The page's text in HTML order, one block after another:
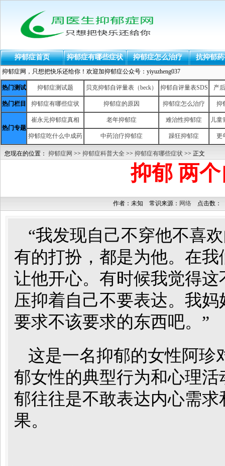
抑郁症首页 抑郁症有哪些症状 抑郁症怎么治疗 抗抑郁
抑郁症网，只想把快乐还给你！欢迎加抑郁症公众号：yiyuzheng037
热门测试 抑郁症测试题 贝克抑郁自评量表（beck） 抑郁自评量表SDS 产
热门栏目 抑郁症有哪些症状 抑郁症的原因 抑郁症怎么治疗 抑
热门专题
崔永元抑郁症真相 老年抑郁症 难治性抑郁症 儿童
抑郁症吃什么中成药 中药治疗抑郁症 躁狂抑郁症 更
您现在的位置： 抑郁症网 >> 抑郁症科普大全 >> 抑郁症有哪些症状 >> 正文
抑郁 两
作者：未知 常识来源： 网络点击数：
“我发现自己不穿他不喜
有的打扮，都是为他。在
让他开心。有时候我觉得
压抑着自己不要表达。我
要求不该要求的东西吧。”
这是一名抑郁的女性阿珍
郁女性的典型行为和心理
郁往往是不敢表达内心需
果。